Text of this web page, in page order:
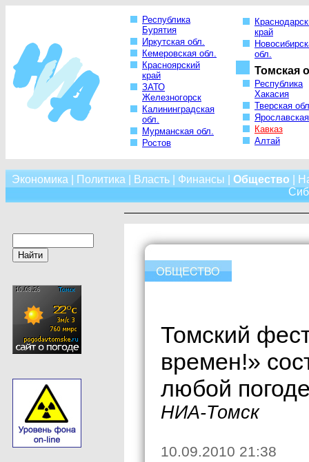
Республика
Бурятия
Иркутская обл.
Кемеровская обл.
Красноярский
край
ЗАТО
Железногорск
Калининградская
обл.
Мурманская обл.
Ростов
край
обл.
Томская
Республика
Хакасия
Тверская
Кавказ
Алтай
Экономика Политика Власть| Финансы Общество
Томский
времен!»
любой
НИА-Томск
10.09.2010 21:38